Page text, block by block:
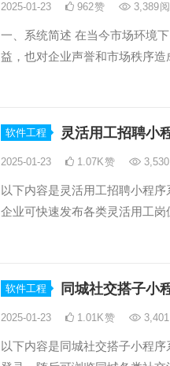
2025-01-23 962赞 3,389
一、系统简述 在当今市场环境
益，也对企业声誉和市场秩序
软件工程 灵活用工招聘小
2025-01-23 1.07K赞 3,530
以下内容是灵活用工招聘小程
企业可快速发布各类灵活用工
软件工程 同城社交搭子小
2025-01-23 1.01K赞 3,401
以下内容是同城社交搭子小程